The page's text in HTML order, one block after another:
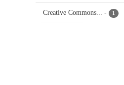
Creative Commons... - 1